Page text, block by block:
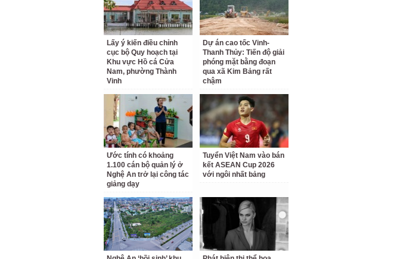
Lấy ý kiến điều chỉnh
cục bộ Quy hoạch tại
Khu vực Hồ cá Cửa
Nam, phường Thành
Vinh
Dự án cao tốc Vinh-
Thanh Thủy: Tiến độ giải
phóng mặt bằng đoạn
qua xã Kim Bảng rất
chậm
Ước tính có khoảng
1.100 cán bộ quản lý ở
Nghệ An trở lại công tác
giảng dạy
Tuyển Việt Nam vào bán
kết ASEAN Cup 2026
với ngôi nhất bảng